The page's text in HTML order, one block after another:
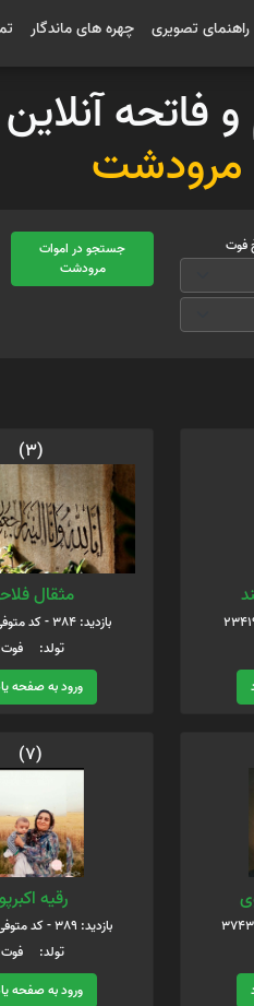
راهنمای تصویری چهره های ماندگار
فاتحه
مرودشت
فوت
جستجو در اموات
مرودشت
(3)
مثقال
بازدید: 384 - کد متوفی: 30580
تولد:
ورود به صفحه
(7)
رقیه
بازدید: 389 - کد متوفی: 37448
تولد:
ورود به صفحه